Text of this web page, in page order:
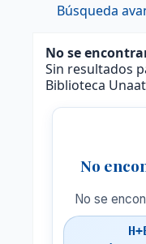
Búsqueda
No se
Sin resultados
Biblioteca
No
No se